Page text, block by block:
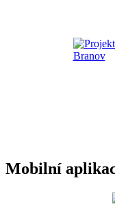
Mobilní